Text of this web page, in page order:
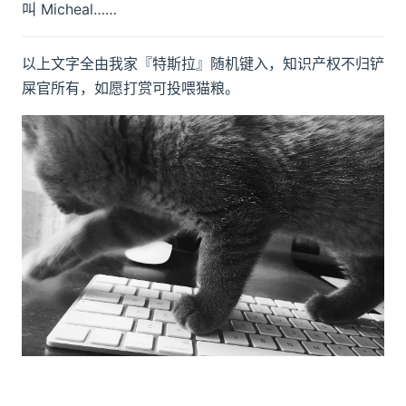
叫 Micheal……
以上文字全由我家『特斯拉』随机键入，知识产权不归铲
屎官所有，如愿打赏可投喂猫粮。